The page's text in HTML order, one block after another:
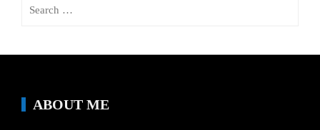
ABOUT ME